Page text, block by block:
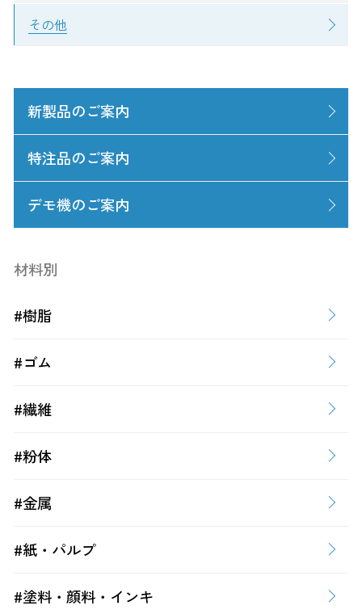
その他
新製品のご案内
特注品のご案内
デモ機のご案内
材料別
#樹脂
#ゴム
#繊維
#粉体
#金属
#紙・パルプ
#塗料・顔料・インキ